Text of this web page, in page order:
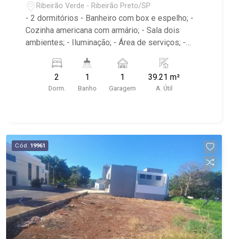
Ribeirão Verde - Ribeirão Preto/SP
- 2 dormitórios - Banheiro com box e espelho; -
Cozinha americana com armário; - Sala dois
ambientes; - Iluminação; - Área de serviços; -
Supermercados, Posto Super Ribeirao Verde,
Torres Cookies
2
Dorm.
1
Banho
1
Garagem
39.21 m²
A. Útil
Cód. 19961